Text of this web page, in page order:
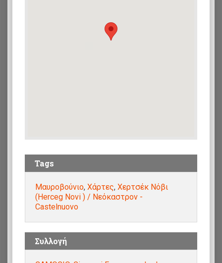
Tags
Μαυροβούνιο, Χάρτες, Χερτσέκ Νόβι
(Herceg Novi ) / Νεόκαστρον -
Castelnuovo
Συλλογή